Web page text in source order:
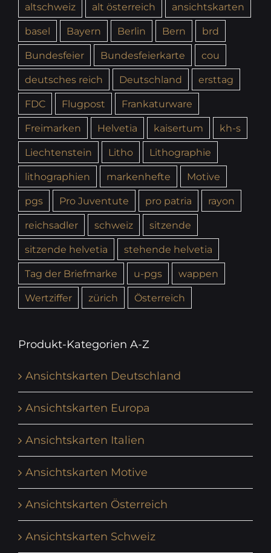
altschweiz
alt österreich
ansichtskarten
basel
Bayern Berlin Bern
brd
Bundesfeier
Bundesfeierkarte
cou
deutsches reich
Deutschland
ersttag
FDC
Flugpost
Frankaturware
Freimarken
Helvetia kaisertum
kh-s
Liechtenstein
Litho
Lithographie
lithographien
markenhefte
Motive
pgs
Pro Juventute pro patria
rayon
reichsadler
schweiz
sitzende
sitzende helvetia
stehende helvetia
Tag der Briefmarke
u-pgs
wappen
Wertziffer
zürich Österreich
Produkt-Kategorien A-Z
Ansichtskarten Deutschland
Ansichtskarten Europa
Ansichtskarten Italien
Ansichtskarten Motive
Ansichtskarten Österreich
Ansichtskarten Schweiz